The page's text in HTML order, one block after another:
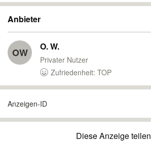
Anbieter
OW O. W.
Privater Nutzer
Zufriedenheit: TOP
Anzeigen-ID
Diese Anzeige teilen